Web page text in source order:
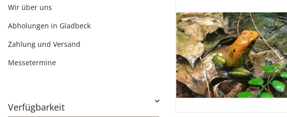
Wir über uns
Abholungen in Gladbeck
Zahlung und Versand
Messetermine
Verfügbarkeit